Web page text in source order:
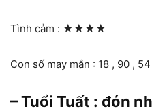
Tình cảm : ★★★★
Con số may mắn : 18 , 90 , 54
– Tuổi Tuất : đón